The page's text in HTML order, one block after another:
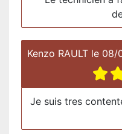
Kenzo RAULT le 08/
Je suis tres